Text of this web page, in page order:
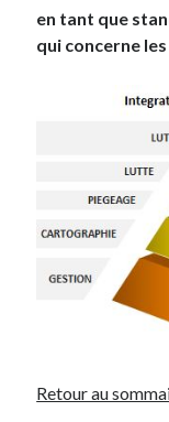
en tant que
qui concerne
Retour au